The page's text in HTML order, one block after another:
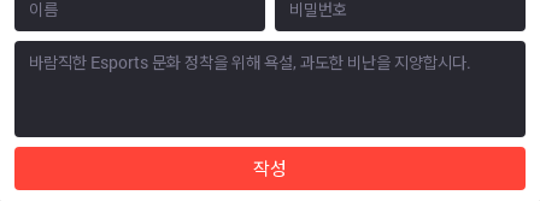
작성